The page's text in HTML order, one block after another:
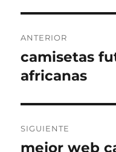
de
entradas
ANTERIOR
Entrada
anterior:
camisetas
africanas
SIGUIENTE
Entrada
mejor web